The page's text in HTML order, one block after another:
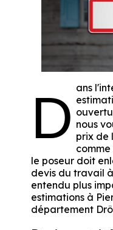
D ans
nous
prix de
le poseur doit
devis du travail
entendu plus
estimations à
département